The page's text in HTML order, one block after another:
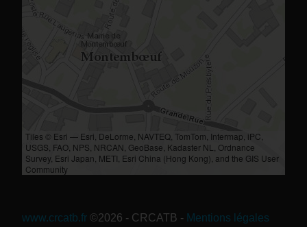
Tiles © Esri — Esri, DeLorme, NAVTEQ, TomTom, Intermap, iPC,
USGS, FAO, NPS, NRCAN, GeoBase, Kadaster NL, Ordnance
Survey, Esri Japan, METI, Esri China (Hong Kong), and the GIS User
Community
www.crcatb.fr ©2026 - CRCATB - Mentions légales